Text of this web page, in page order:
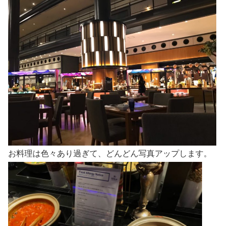
お料理は色々あり過ぎて、どんどん写真アップします。